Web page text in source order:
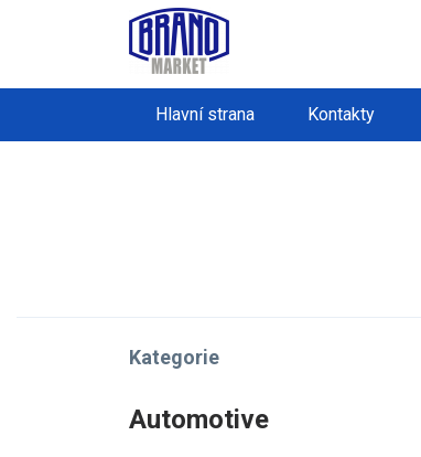
Hlavní strana Kontakty
Kategorie
Automotive